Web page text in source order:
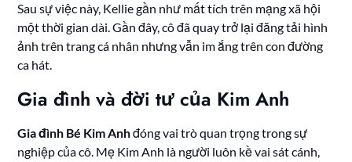
Sau sự việc này, Kellie gần như mất tích trên mạng xã hội
một thời gian dài. Gần đây, cô đã quay trở lại đăng tải hình
ảnh trên trang cá nhân nhưng vẫn im ắng trên con đường
ca hát.
Gia đình và đời tư của Kim Anh
Gia đình Bé Kim Anhđóng vai trò quan trọng trong sự
nghiệp của cô. Mẹ Kim Anh là người luôn kề vai sát cánh,